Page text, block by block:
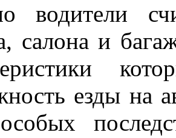
водители
салона и
езды на